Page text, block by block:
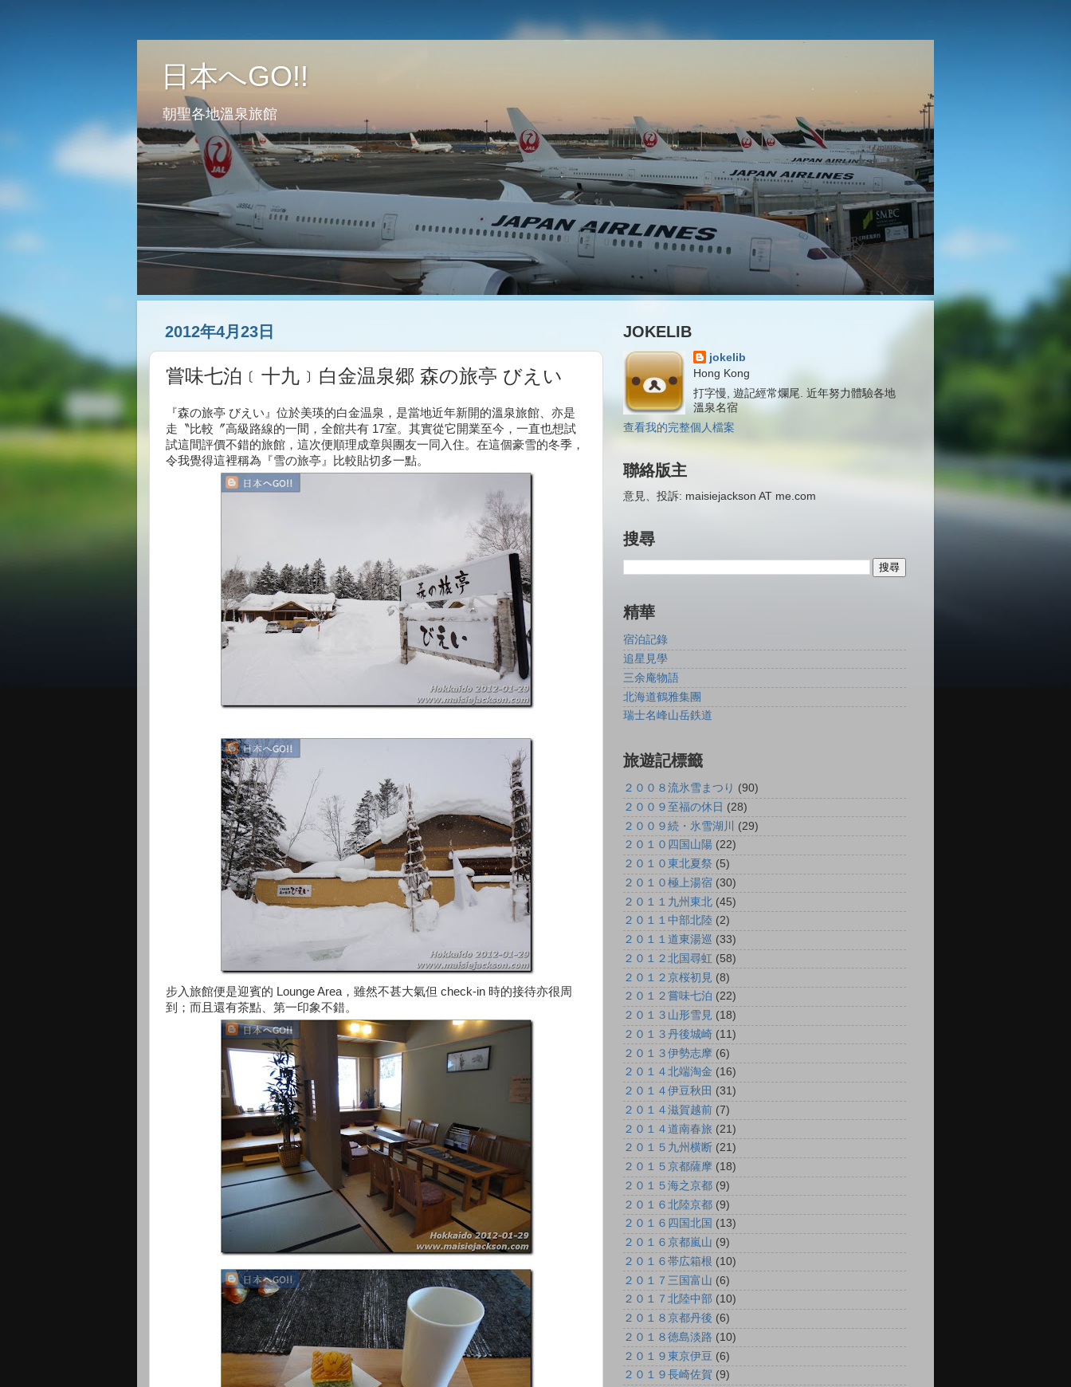
日本へGO!!
朝聖各地溫泉旅館
2012年4月23日
嘗味七泊﹝十九﹞白金温泉郷 森の旅亭 びえい
『森の旅亭 びえい』位於美瑛的白金温泉，是當地近年新開的溫泉旅館、亦是
走〝比較〞高級路線的一間，全館共有 17室。其實從它開業至今，一直也想試
試這間評價不錯的旅館，這次便順理成章與團友一同入住。在這個豪雪的冬季，
令我覺得這裡稱為『雪の旅亭』比較貼切多一點。
步入旅館便是迎賓的 Lounge Area，雖然不甚大氣但 check-in 時的接待亦很周
到；而且還有茶點、第一印象不錯。
JOKELIB
jokelib
Hong Kong
打字慢, 遊記經常爛尾. 近年努力體驗各地
溫泉名宿
查看我的完整個人檔案
聯絡版主
意見、投訴: maisiejackson AT me.com
搜尋
精華
宿泊記錄
追星見學
三余庵物語
北海道鶴雅集團
瑞士名峰山岳鉄道
旅遊記標籤
２００８流氷雪まつり (90)
２００９至福の休日 (28)
２００９続・氷雪湖川
(29)
２０１０四国山陽 (22)
２０１０東北夏祭 (5)
２０１０極上湯宿 (30)
２０１１九州東北 (45)
２０１１中部北陸 (2)
２０１１道東湯巡 (33)
２０１２北国尋虹 (58)
２０１２京桜初見 (8)
２０１２嘗味七泊 (22)
２０１３山形雪見 (18)
２０１３丹後城崎 (11)
２０１３伊勢志摩 (6)
２０１４北端淘金 (16)
２０１４伊豆秋田 (31)
２０１４滋賀越前 (7)
２０１４道南春旅 (21)
２０１５九州横断 (21)
２０１５京都薩摩 (18)
２０１５海之京都 (9)
２０１６北陸京都 (9)
２０１６四国北国 (13)
２０１６京都嵐山 (9)
２０１６帯広箱根 (10)
２０１７三国富山 (6)
２０１７北陸中部 (10)
２０１８京都丹後 (6)
２０１８徳島淡路 (10)
２０１９東京伊豆 (6)
２０１９長崎佐賀 (9)